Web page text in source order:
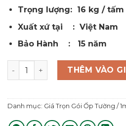
Trọng lượng: 16 kg / tấm
Xuất xứ tại : Việt Nam
Bảo Hành : 15 năm
Tấm Nhựa ốp tường vân đá
THÊM VÀO
Danh mục: Giá Trọn Gói Ốp Tường /